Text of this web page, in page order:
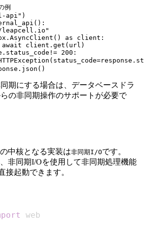
例
api")
as client:
client.get(url)
200:
期にする場合は、データベースドラ
の非同期操作のサポートが必要で
中核となる実装は非同期I/Oです。
非同期I/Oを使用して非同期処理機能
接起動できます。